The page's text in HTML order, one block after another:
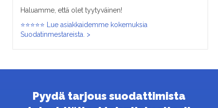
Haluamme, että olet tyytyväinen!
⭐⭐⭐⭐⭐ Lue asiakkaidemme kokemuksia
Suodatinmestareista. >
Pyydä tarjous suodattimista